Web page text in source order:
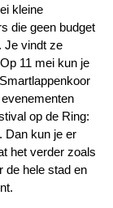
kleine
die geen budget
Je vindt ze
Op 11 mei kun je
op de Ring:
Dan kun je er
het verder zoals
de hele stad en